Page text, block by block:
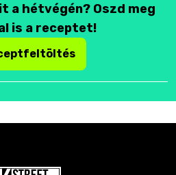
a hétvégén? Oszd meg
is a receptet!